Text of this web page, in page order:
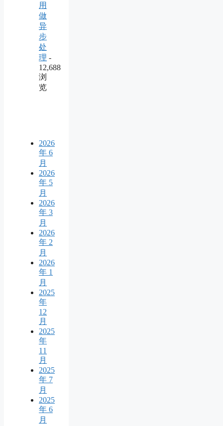
用
做
异
步
处
理 -
12,688
浏
览
2026
年 6
月
2026
年 5
月
2026
年 3
月
2026
年 2
月
2026
年 1
月
2025
年
12
月
2025
年
11
月
2025
年 7
月
2025
年 6
月